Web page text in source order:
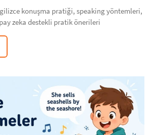
konuşma pratiği, speaking yöntemleri,
zeka destekli pratik önerileri